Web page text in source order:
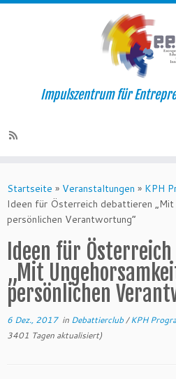
Impulszentrum für
Startseite » Veranstaltungen » KPH
Ideen für Österreich debattieren „Mit
persönlichen Verantwortung“
Ideen für
„Mit
persönlichen
6 Dez., 2017in Debattierclub/KPH
3401 Tagen aktualisiert)